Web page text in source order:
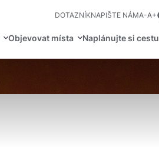
DOTAZNÍKNAPIŠTE NÁMA-A+
Objevovat místa Naplánujte si cestu